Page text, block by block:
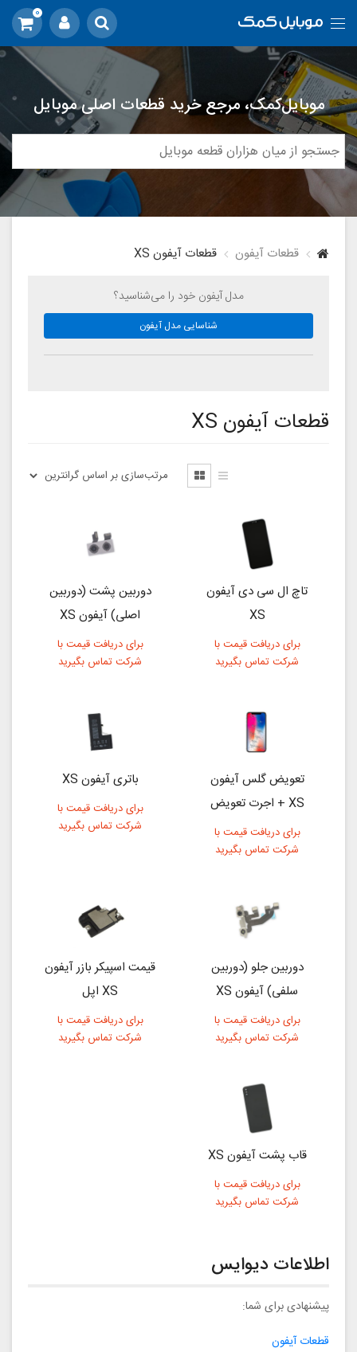
0
موبایل‌کمک، مرجع خرید قطعات اصلی موبایل
قطعات آیفون قطعات آیفون XS
مدل آیفون خود را می‌شناسید؟
شناسایی مدل آیفون
قطعات آیفون XS
تاچ ال سی دی آیفون
XS
برای دریافت قیمت با
شرکت تماس بگیرید
دوربین پشت (دوربین
اصلی) آیفون XS
برای دریافت قیمت با
شرکت تماس بگیرید
تعویض گلس آیفون
XS + اجرت تعویض
برای دریافت قیمت با
شرکت تماس بگیرید
باتری آیفون XS
برای دریافت قیمت با
شرکت تماس بگیرید
دوربین جلو (دوربین
سلفی) آیفون XS
برای دریافت قیمت با
شرکت تماس بگیرید
قیمت اسپیکر بازر آیفون
XS اپل
برای دریافت قیمت با
شرکت تماس بگیرید
قاب پشت آیفون XS
برای دریافت قیمت با
شرکت تماس بگیرید
اطلاعات دیوایس
پیشنهادی برای شما:
قطعات آیفون